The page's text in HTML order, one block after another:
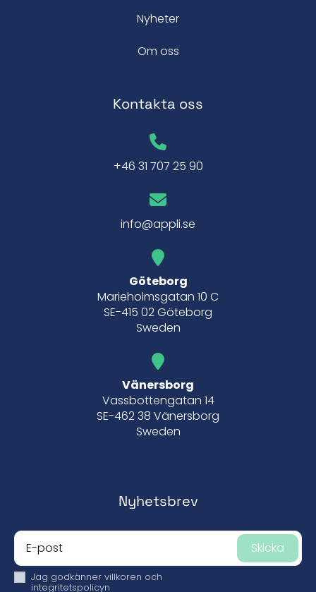
Nyheter
Om oss
Kontakta oss
+46 31 707 25 90
info@appli.se
Göteborg
Marieholmsgatan 10 C
SE-415 02 Göteborg
Sweden
Vänersborg
Vassbottengatan 14
SE-462 38 Vänersborg
Sweden
Nyhetsbrev
Skicka
Jag godkänner villkoren och
integritetspolicyn